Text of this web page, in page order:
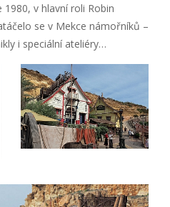
v hlavní roli Robin
se v Mekce námořníků –
i speciální ateliéry…